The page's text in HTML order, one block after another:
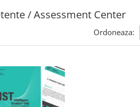
/ Assessment Center
Ordoneaza: